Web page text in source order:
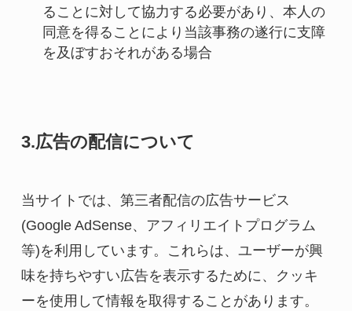
ることに対して協力する必要があり、本人の
同意を得ることにより当該事務の遂行に支障
を及ぼすおそれがある場合
3.広告の配信について
当サイトでは、第三者配信の広告サービス
(Google AdSense、アフィリエイトプログラム
等)を利用しています。これらは、ユーザーが興
味を持ちやすい広告を表示するために、クッキ
ーを使用して情報を取得することがあります。